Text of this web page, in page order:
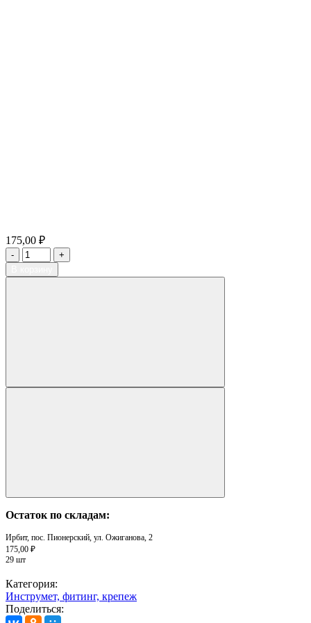
175,00 ₽
Остаток по складам:
Ирбит, пос. Пионерский, ул. Ожиганова, 2
175,00 ₽
29 шт
Категория:
Инструмет, фитинг, крепеж
Поделиться: